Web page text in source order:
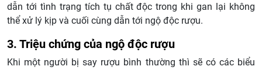
dẫn tới tình trạng tích tụ chất độc trong khi gan lại không
thể xử lý kịp và cuối cùng dẫn tới ngộ độc rượu.
3. Triệu chứng của ngộ độc rượu
Khi một người bị say rượu bình thường thì sẽ có các biểu